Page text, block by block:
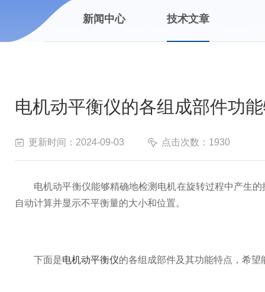
新闻中心 技术文章
电机动平衡仪的各组成部件功
更新时间：2024-09-03 点击次数：1930
电机动平衡仪能够精确地检测电机在旋转过程中产生的
自动计算并显示不平衡量的大小和位置。
下面是电机动平衡仪的各组成部件及其功能特点，希望